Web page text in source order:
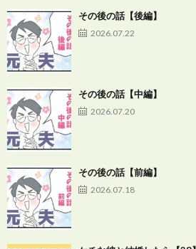
その後の話【後編】
2026.07.22
その後の話【中編】
2026.07.20
その後の話【前編】
2026.07.18